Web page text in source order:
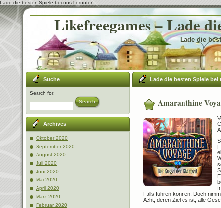
Lade die besten Spiele bei uns herunter!
Likefreegames – Lade
Lade die
Suche
Search for:
Search
Archives
Oktober 2020
September 2020
August 2020
Juli 2020
Juni 2020
Mai 2020
April 2020
März 2020
Februar 2020
Lade die besten Spiele bei
Amaranthine
Falls führen können. Doch
Acht, deren Ziel es ist, alle